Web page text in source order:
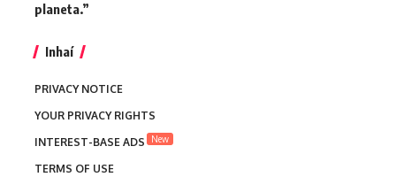
planeta.”
Inhaí
PRIVACY NOTICE
YOUR PRIVACY RIGHTS
INTEREST-BASE ADS
New
TERMS OF USE